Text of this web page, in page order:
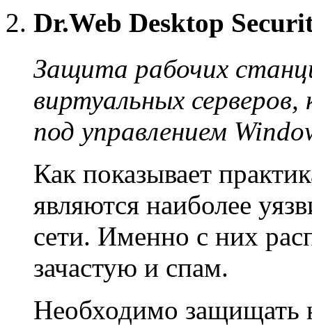
Dr.Web Desktop
Защита рабочих
виртуальных
под управлением
Как показывает
являются наиболее
сети. Именно с них
зачастую и спам.
Необходимо защищать